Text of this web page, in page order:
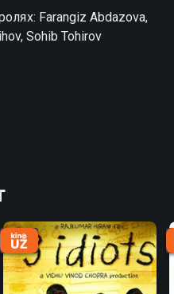
Farangiz Abdazova,
Sohib Tohirov